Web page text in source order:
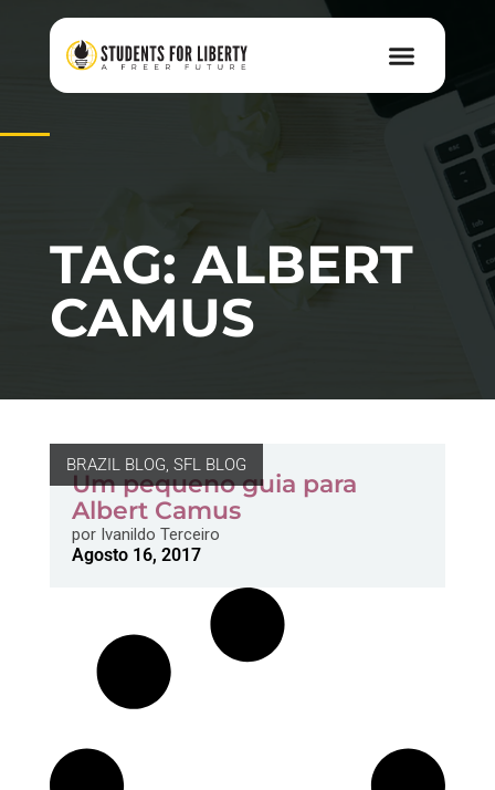
TAG: ALBERT
CAMUS
BRAZIL BLOG, SFL BLOG
Um pequeno guia para
Albert Camus
porIvanildo Terceiro
Agosto 16, 2017